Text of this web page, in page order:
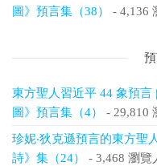
圖》預言集（38）
- 4,136
東方聖人習近平 44 象預
圖》預言集（4）
- 29,810
珍妮‧狄克遜預言的東方聖
詩》集（24）
- 3,468 瀏覽